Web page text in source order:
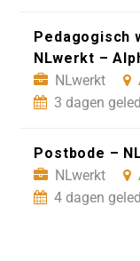
Pedagogisch
NLwerkt –
NLwerkt
3 dagen
Postbode –
NLwerkt
4 dagen